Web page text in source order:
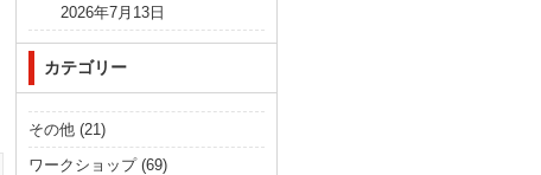
2026年7月13日
カテゴリー
その他 (21)
ワークショップ(69)